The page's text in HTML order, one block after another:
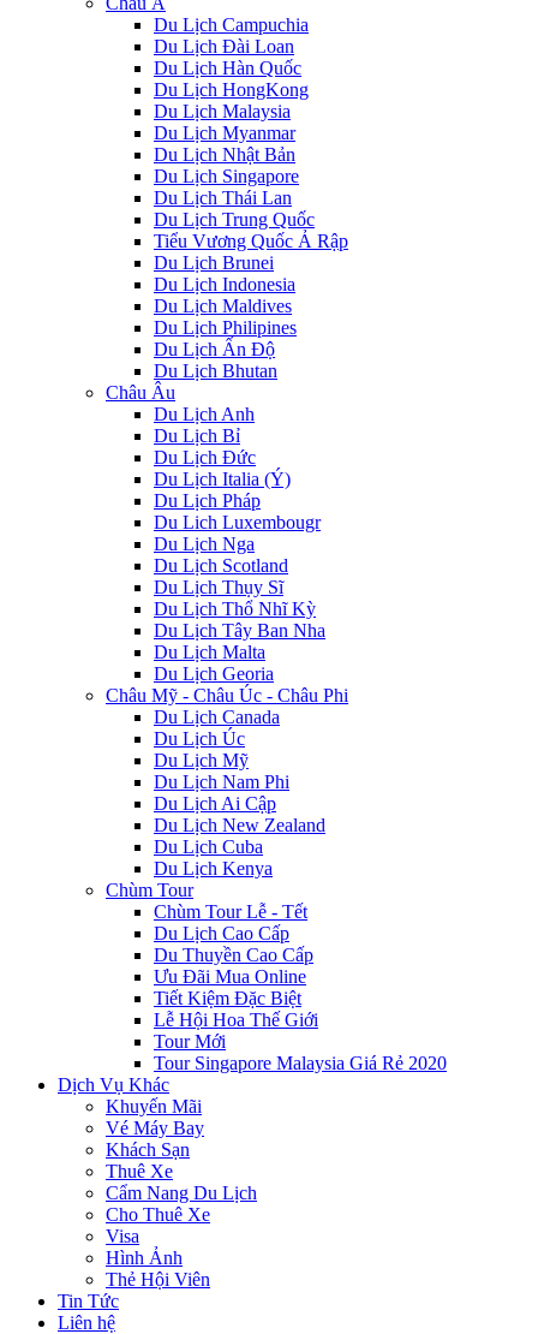
Du Lịch Campuchia
Du Lịch Đài Loan
Du Lịch Hàn Quốc
Du Lịch HongKong
Du Lịch Malaysia
Du Lịch Myanmar
Du Lịch Nhật Bản
Du Lịch Singapore
Du Lịch Thái Lan
Du Lịch Trung Quốc
Tiểu Vương Quốc Ả Rập
Du Lịch Brunei
Du Lịch Indonesia
Du Lịch Maldives
Du Lịch Philipines
Du Lịch Ấn Độ
Du Lịch Bhutan
Châu Âu
Du Lịch Anh
Du Lịch Bỉ
Du Lịch Đức
Du Lịch Italia (Ý)
Du Lịch Pháp
Du Lich Luxembougr
Du Lịch Nga
Du Lịch Scotland
Du Lịch Thụy Sĩ
Du Lịch Thổ Nhĩ Kỳ
Du Lịch Tây Ban Nha
Du Lịch Malta
Du Lịch Georia
Châu Mỹ - Châu Úc - Châu Phi
Du Lịch Canada
Du Lịch Úc
Du Lịch Mỹ
Du Lịch Nam Phi
Du Lịch Ai Cập
Du Lịch New Zealand
Du Lịch Cuba
Du Lịch Kenya
Chùm Tour
Chùm Tour Lễ - Tết
Du Lịch Cao Cấp
Du Thuyền Cao Cấp
Ưu Đãi Mua Online
Tiết Kiệm Đặc Biệt
Lễ Hội Hoa Thế Giới
Tour Mới
Tour Singapore Malaysia Giá Rẻ 2020
Dịch Vụ Khác
Khuyến Mãi
Vé Máy Bay
Khách Sạn
Thuê Xe
Cẩm Nang Du Lịch
Cho Thuê Xe
Visa
Hình Ảnh
Thẻ Hội Viên
Tin Tức
Liên hệ